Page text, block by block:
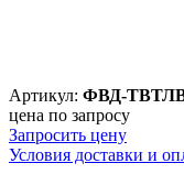
Артикул: ФВД-
цена по запросу
Запросить цену
Условия доставки и